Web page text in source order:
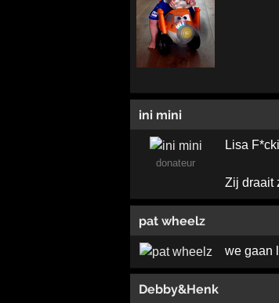
ini mini
donateur
Lisa
Zij draait
pat wheelz
we gaan
Debby&Henk